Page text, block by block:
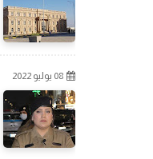
08 يوليو 2022